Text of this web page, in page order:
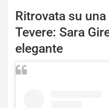
Ritrovata su una
Tevere: Sara
elegante